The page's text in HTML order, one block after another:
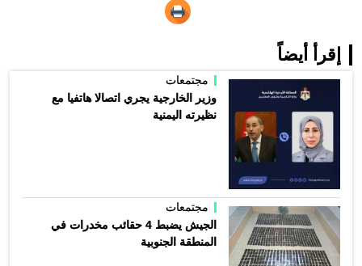
إقرأ أيضاً
مجتمعات
وزير الخارجية يجري اتصالا هاتفيا مع
نظيرته اليمنية
مجتمعات
الجيش يضبط 4 حقائب مخدرات في
المنطقة الجنوبية